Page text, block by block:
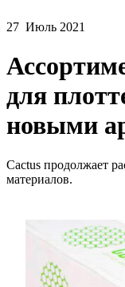
27 Июль 2021
для
новыми
Cactus продолжает
материалов.